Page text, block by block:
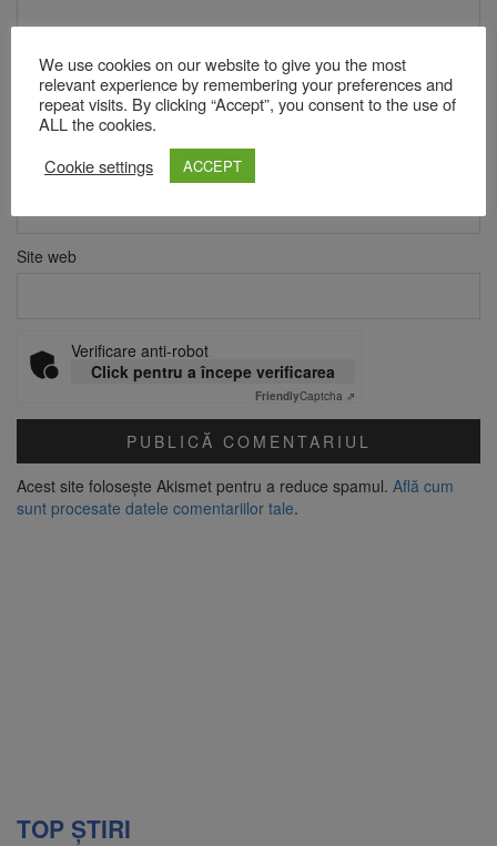
Nume*
Email*
Site web
Verificare anti-robot
Click pentru a începe verificarea
FriendlyCaptcha ⇗
Acest site folosește Akismet pentru a reduce spamul. Află cum
sunt procesate datele comentariilor tale.
TOP ȘTIRI
We use cookies on our website to give you the most
relevant experience by remembering your preferences and
repeat visits. By clicking “Accept”, you consent to the use of
ALL the cookies.
Cookie settings
ACCEPT